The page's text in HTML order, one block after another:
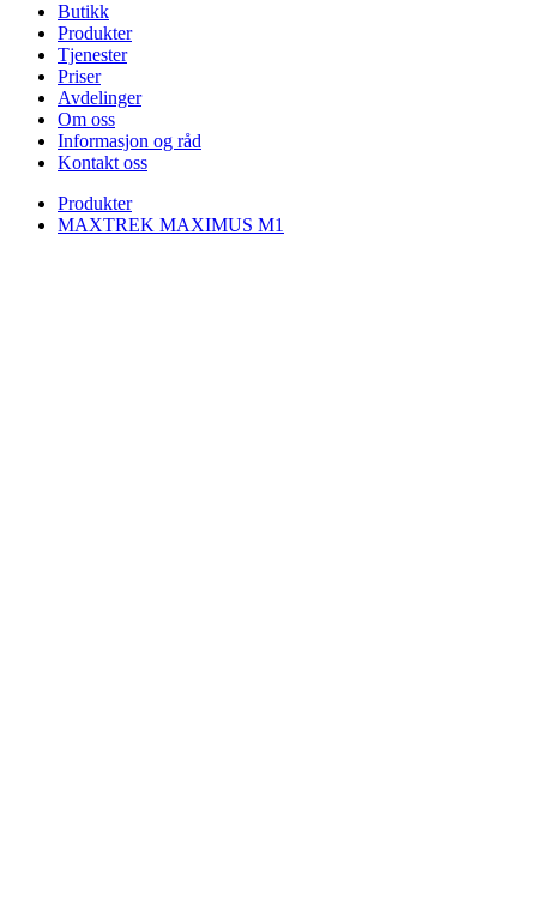
Butikk
Produkter
Tjenester
Priser
Avdelinger
Om oss
Informasjon og råd
Kontakt oss
Produkter
MAXTREK MAXIMUS M1